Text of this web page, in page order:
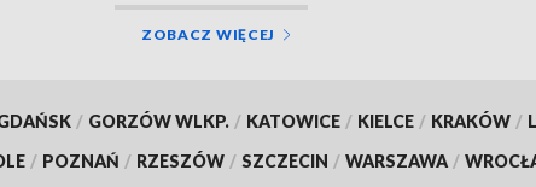
ZOBACZ WIĘCEJ
/ GORZÓW WLKP. / KATOWICE / KIELCE / KRAKÓW /
/ POZNAŃ / RZESZÓW / SZCZECIN / WARSZAWA /